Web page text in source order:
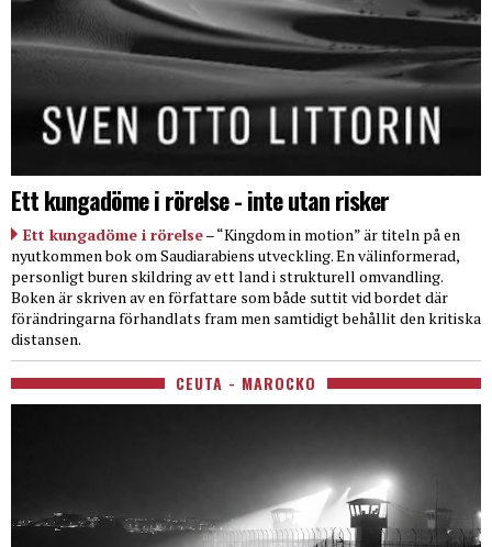
Ett kungadöme i rörelse - inte utan risker
Ett kungadöme i rörelse– “Kingdom in motion” är titeln på en
nyutkommen bok om Saudiarabiens utveckling. En välinformerad,
personligt buren skildring av ett land i strukturell omvandling.
Boken är skriven av en författare som både suttit vid bordet där
förändringarna förhandlats fram men samtidigt behållit den kritiska
distansen.
CEUTA - MAROCKO